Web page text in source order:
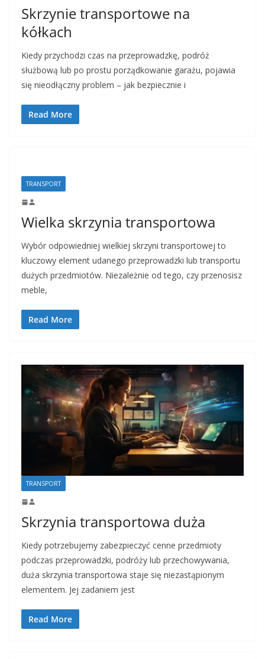
Skrzynie transportowe na
kółkach
Kiedy przychodzi czas na przeprowadzkę, podróż
służbową lub po prostu porządkowanie garażu, pojawia
się nieodłączny problem – jak bezpiecznie i
Read More
TRANSPORT
Wielka skrzynia transportowa
Wybór odpowiedniej wielkiej skrzyni transportowej to
kluczowy element udanego przeprowadzki lub transportu
dużych przedmiotów. Niezależnie od tego, czy przenosisz
meble,
Read More
TRANSPORT
Skrzynia transportowa duża
Kiedy potrzebujemy zabezpieczyć cenne przedmioty
podczas przeprowadzki, podróży lub przechowywania,
duża skrzynia transportowa staje się niezastąpionym
elementem. Jej zadaniem jest
Read More